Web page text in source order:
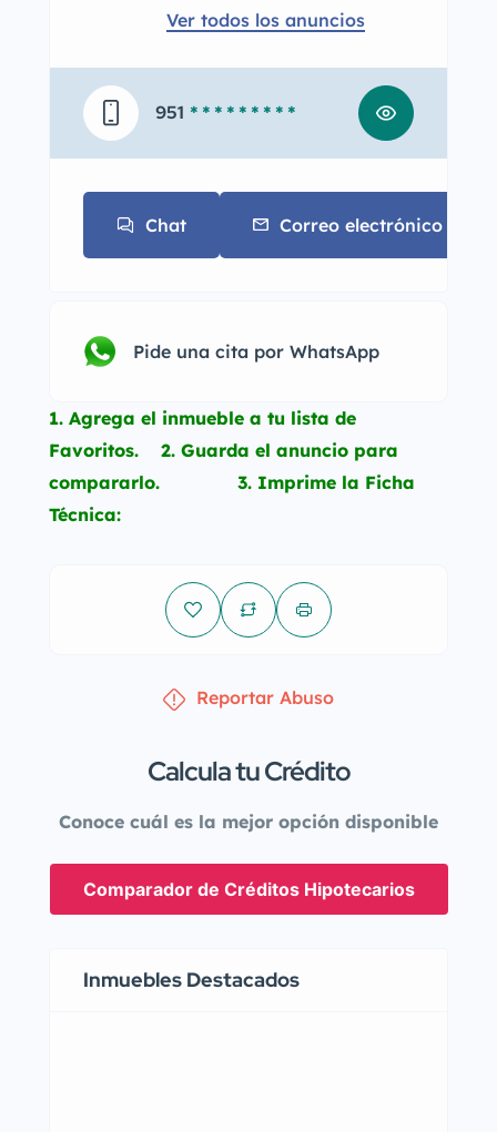
Ver todos los anuncios
951 * * * * * * * * *
Chat Correo electrónico
Pide una cita por WhatsApp
1. Agrega el inmueble a tu lista de
Favoritos. 2. Guarda el anuncio para
compararlo. 3. Imprime la Ficha
Técnica:
Reportar Abuso
Calcula tu Crédito
Conoce cuál es la mejor opción disponible
Comparador de Créditos Hipotecarios
Inmuebles Destacados